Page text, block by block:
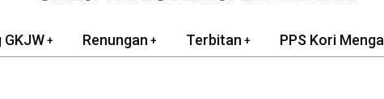
Renungan Terbitan PPS Kori Menga